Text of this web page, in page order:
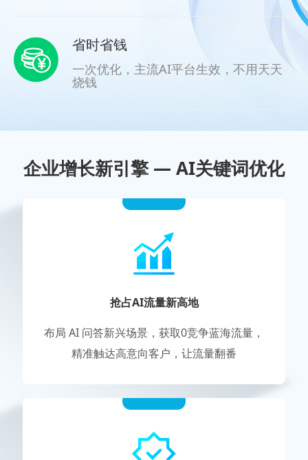
省时省钱
一次优化，主流AI平台生效，不用天天
烧钱
企业增长新引擎 — AI关键词优化
抢占AI流量新高地
布局 AI 问答新兴场景，获取0竞争蓝海流量，
精准触达高意向客户，让流量翻番